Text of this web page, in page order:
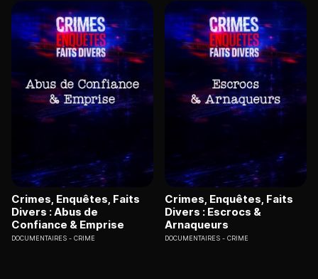
Crimes, Enquêtes, Faits
Divers : Abus de
Confiance & Emprise
DOCUMENTAIRES CRIME
Crimes, Enquêtes, Faits
Divers : Escrocs &
Arnaqueurs
DOCUMENTAIRES CRIME